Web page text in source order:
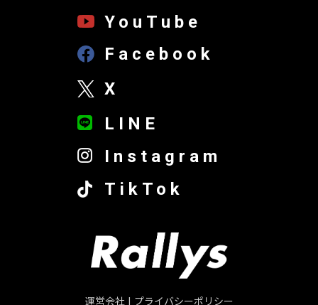
YouTube
Facebook
X
LINE
Instagram
TikTok
運営会社 プライバシーポリシー